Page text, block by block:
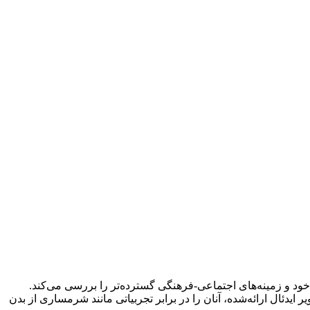
خود و زمینه‌های اجتماعی-فرهنگی گسترده‌تر را بررسی می‌کند.
ارائه‌شده، آنان را در برابر تجربیاتی مانند شرمساری از بدن